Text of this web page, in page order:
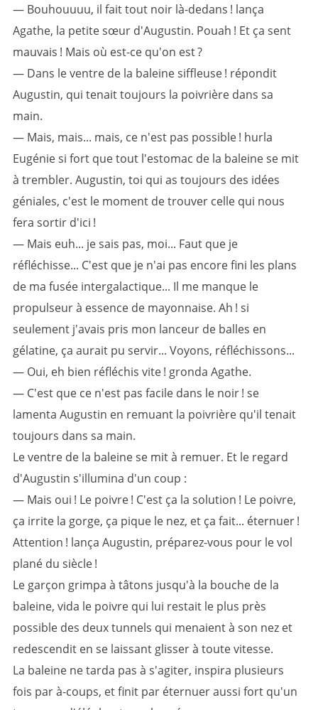
— Bouhouuuu, il fait tout noir là-dedans ! lança
Agathe, la petite sœur d'Augustin. Pouah ! Et ça sent
mauvais ! Mais où est-ce qu'on est ?
— Dans le ventre de la baleine siffleuse ! répondit
Augustin, qui tenait toujours la poivrière dans sa
main.
— Mais, mais... mais, ce n'est pas possible ! hurla
Eugénie si fort que tout l'estomac de la baleine se mit
à trembler. Augustin, toi qui as toujours des idées
géniales, c'est le moment de trouver celle qui nous
fera sortir d'ici !
— Mais euh... je sais pas, moi... Faut que je
réfléchisse... C'est que je n'ai pas encore fini les plans
de ma fusée intergalactique... Il me manque le
propulseur à essence de mayonnaise. Ah ! si
seulement j'avais pris mon lanceur de balles en
gélatine, ça aurait pu servir... Voyons, réfléchissons...
— Oui, eh bien réfléchis vite ! gronda Agathe.
— C'est que ce n'est pas facile dans le noir ! se
lamenta Augustin en remuant la poivrière qu'il tenait
toujours dans sa main.
Le ventre de la baleine se mit à remuer. Et le regard
d'Augustin s'illumina d'un coup :
— Mais oui ! Le poivre ! C'est ça la solution ! Le poivre,
ça irrite la gorge, ça pique le nez, et ça fait... éternuer !
Attention ! lança Augustin, préparez-vous pour le vol
plané du siècle !
Le garçon grimpa à tâtons jusqu'à la bouche de la
baleine, vida le poivre qui lui restait le plus près
possible des deux tunnels qui menaient à son nez et
redescendit en se laissant glisser à toute vitesse.
La baleine ne tarda pas à s'agiter, inspira plusieurs
fois par à-coups, et finit par éternuer aussi fort qu'un